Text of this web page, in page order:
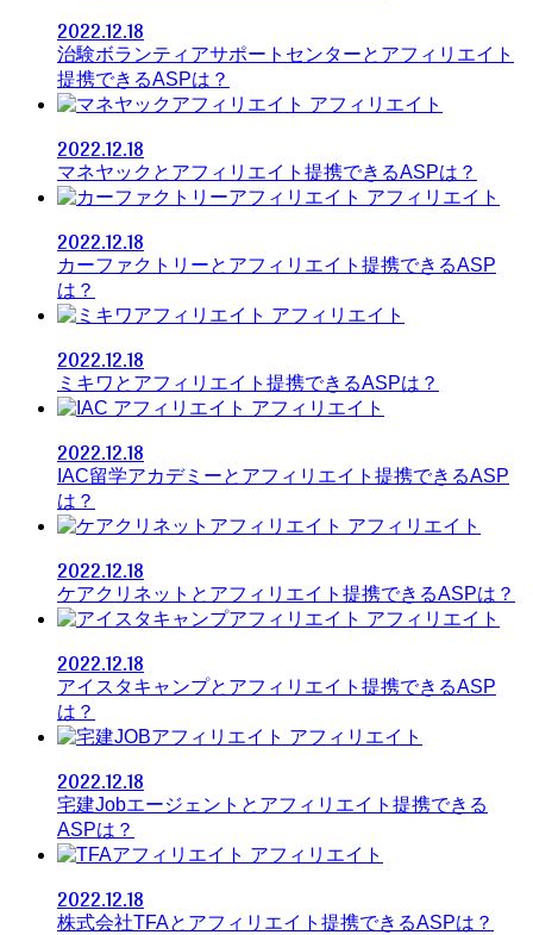
2022.12.18
治験ボランティアサポートセンターとアフィリエイト
提携できるASPは？
アフィリエイト
2022.12.18
マネヤックとアフィリエイト提携できるASPは？
アフィリエイト
2022.12.18
カーファクトリーとアフィリエイト提携できるASP
は？
アフィリエイト
2022.12.18
ミキワとアフィリエイト提携できるASPは？
アフィリエイト
2022.12.18
IAC留学アカデミーとアフィリエイト提携できるASP
は？
アフィリエイト
2022.12.18
ケアクリネットとアフィリエイト提携できるASPは？
アフィリエイト
2022.12.18
アイスタキャンプとアフィリエイト提携できるASP
は？
アフィリエイト
2022.12.18
宅建Jobエージェントとアフィリエイト提携できる
ASPは？
アフィリエイト
2022.12.18
株式会社TFAとアフィリエイト提携できるASPは？